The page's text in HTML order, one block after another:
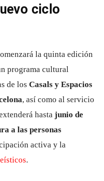
ciclo
la quinta edición
programa cultural
de los Casals y Espacios
, así como al servicio
hasta junio de
a las personas
activa y la
.